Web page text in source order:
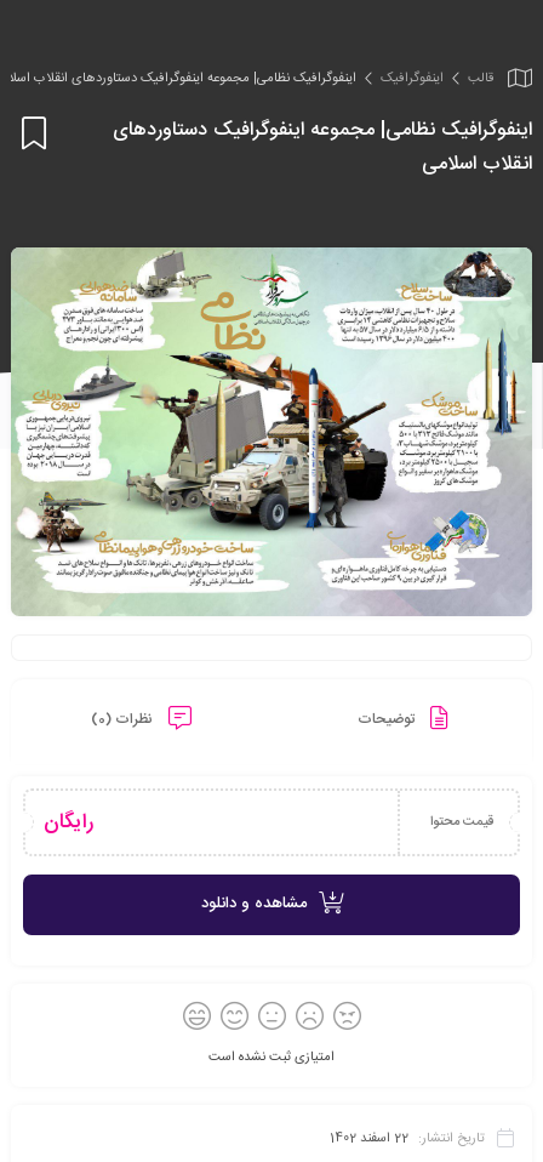
قالب اینفو‌گرافیک اینفوگرافیک نظامی| مجموعه اینفوگرافیک دستاوردهای انقلاب
اینفوگرافیک نظامی| مجموعه اینفوگرافیک دستاوردهای
انقلاب اسلامی
توضیحات نظرات (0)
قیمت محتوا رایگان
مشاهده و دانلود
امتیازی ثبت نشده است
تاریخ انتشار: 22 اسفند 1402